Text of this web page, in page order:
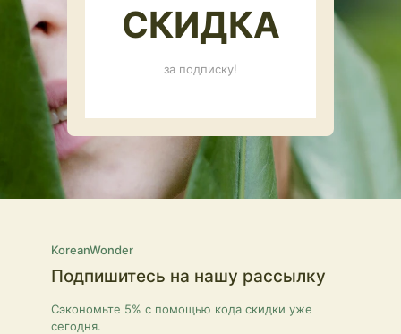
СКИДКА
за подписку!
KoreanWonder
Подпишитесь на нашу рассылку
Сэкономьте 5% с помощью кода скидки уже
сегодня.